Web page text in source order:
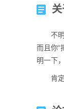
不
而且你“
明一下
肯